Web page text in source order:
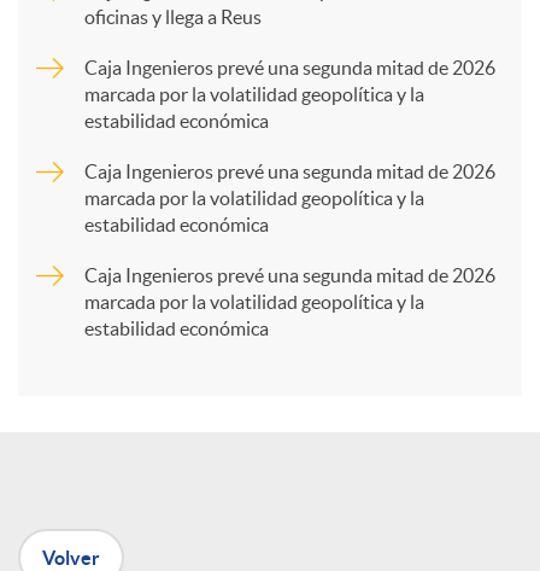
a
n
oficinas y llega a Reus
Caja Ingenieros prevé una segunda mitad de 2026
marcada por la volatilidad geopolítica y la
estabilidad económica
Caja Ingenieros prevé una segunda mitad de 2026
marcada por la volatilidad geopolítica y la
estabilidad económica
Caja Ingenieros prevé una segunda mitad de 2026
marcada por la volatilidad geopolítica y la
estabilidad económica
Volver